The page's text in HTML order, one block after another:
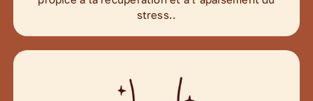
stress..